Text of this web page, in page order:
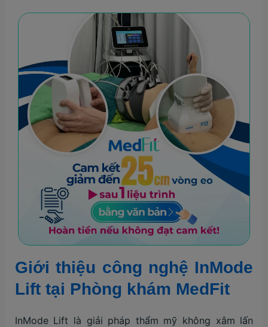
Giới thiệu công nghệ InMode
Lift tại Phòng khám MedFit
InMode Lift là giải pháp thẩm mỹ không xâm lấn